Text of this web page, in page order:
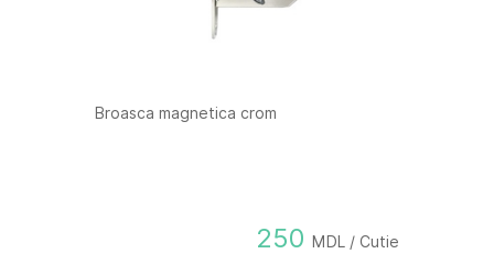
Broasca magnetica crom
250 MDL / Cutie